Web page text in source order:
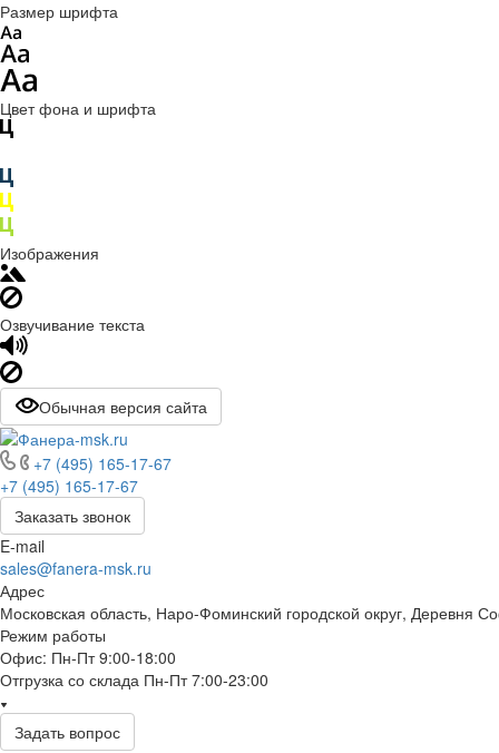
Размер шрифта
Цвет фона и шрифта
Изображения
Озвучивание текста
Обычная версия сайта
+7 (495) 165-17-67
+7 (495) 165-17-67
Заказать звонок
E-mail
sales@fanera-msk.ru
Адрес
Московская область, Наро-Фоминский городской округ, Деревня
Режим работы
Офис: Пн-Пт 9:00-18:00
Отгрузка со склада Пн-Пт 7:00-23:00
Задать вопрос